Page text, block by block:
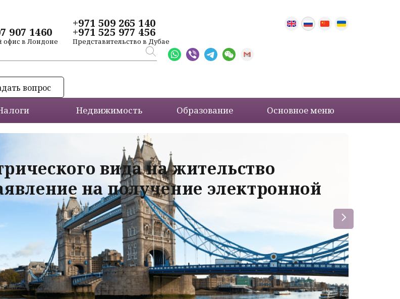
907 1460
офис в Лондоне
+971 509 265 140
+971 525 977 456
Представительство в Дубае
вопрос
Недвижимость Образование Основное меню
вида на жительство
на получение электронной